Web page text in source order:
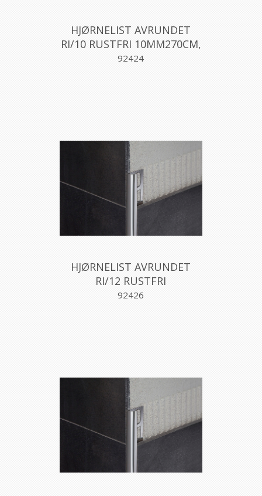
HJØRNELIST AVRUNDET
RI/10 RUSTFRI 10MM270CM,
PROFILPAS
92424
HJØRNELIST AVRUNDET
RI/12 RUSTFRI
12,5MM270CM, PROFILPAS
92426